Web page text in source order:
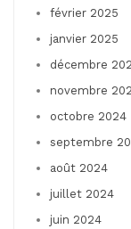
février 2025
janvier 2025
décembre
novembre
octobre 2024
septembre
août 2024
juillet 2024
juin 2024